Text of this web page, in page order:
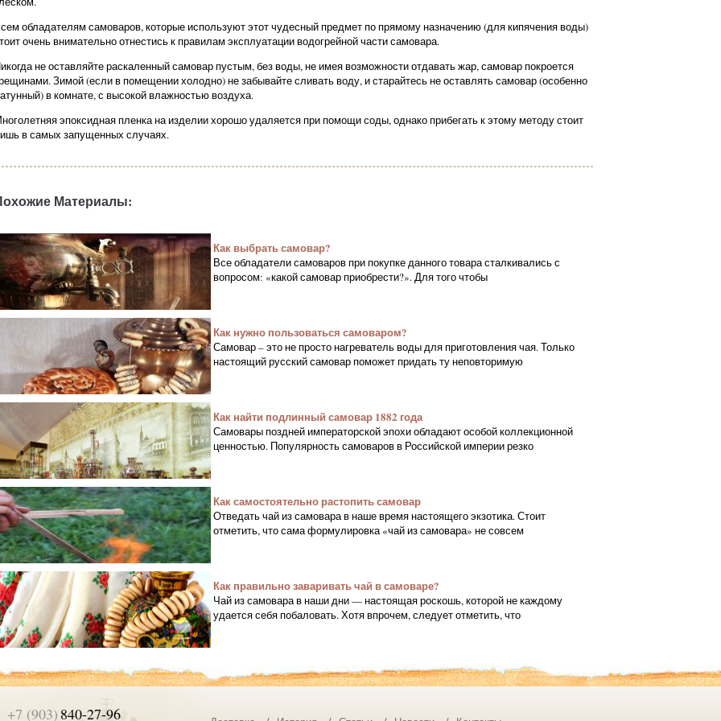
обладателям самоваров, которые используют этот чудесный предмет по прямому назначению (для кипячения воды)
очень внимательно отнестись к правилам эксплуатации водогрейной части самовара.
не оставляйте раскаленный самовар пустым, без воды, не имея возможности отдавать жар, самовар покроется
Зимой (если в помещении холодно) не забывайте сливать воду, и старайтесь не оставлять самовар (особенно
в комнате, с высокой влажностью воздуха.
эпоксидная пленка на изделии хорошо удаляется при помощи соды, однако прибегать к этому методу стоит
в самых запущенных случаях.
Материалы:
Как выбрать самовар?
Все обладатели самоваров при покупке данного товара сталкивались с
вопросом: «какой самовар приобрести?». Для того чтобы
Как нужно пользоваться самоваром?
Самовар – это не просто нагреватель воды для приготовления чая. Только
настоящий русский самовар поможет придать ту неповторимую
Как найти подлинный самовар 1882 года
Самовары поздней императорской эпохи обладают особой коллекционной
ценностью. Популярность самоваров в Российской империи резко
Как самостоятельно растопить самовар
Отведать чай из самовара в наше время настоящего экзотика. Стоит
отметить, что сама формулировка «чай из самовара» не совсем
Как правильно заваривать чай в самоваре?
Чай из самовара в наши дни — настоящая роскошь, которой не каждому
удается себя побаловать. Хотя впрочем, следует отметить, что
+7 (903) 840-27-96